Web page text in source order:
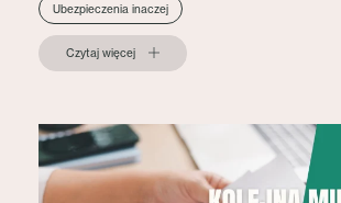
Ubezpieczenia inaczej
Czytaj więcej